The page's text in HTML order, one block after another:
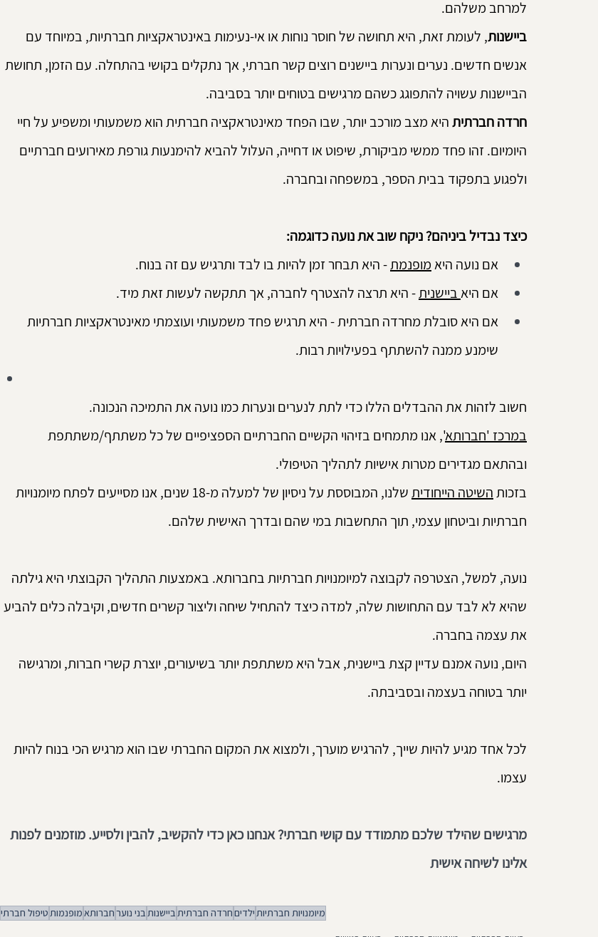
למרחב משלהם.
ביישנות, לעומת זאת, היא תחושה של חוסר נוחות או אי-נעימות באינטראקציות חברתיות, במיוחד עם
אנשים חדשים. נערים ונערות ביישנים רוצים קשר חברתי, אך נתקלים בקושי בהתחלה. עם הזמן, תחושת
הביישנות עשויה להתפוגג כשהם מרגישים בטוחים יותר בסביבה.
חרדה חברתית היא מצב מורכב יותר, שבו הפחד מאינטראקציה חברתית הוא משמעותי ומשפיע על חיי
היומיום. זהו פחד ממשי מביקורת, שיפוט או דחייה, העלול להביא להימנעות גורפת מאירועים חברתיים
ולפגוע בתפקוד בבית הספר, במשפחה ובחברה.
כיצד נבדיל ביניהם? ניקח שוב את נועה כדוגמה:
אם נועה היא מופנמת - היא תבחר זמן להיות בו לבד ותרגיש עם זה בנוח.
אם היא ביישנית - היא תרצה להצטרף לחברה, אך תתקשה לעשות זאת מיד.
אם היא סובלת מחרדה חברתית - היא תרגיש פחד משמעותי ועוצמתי מאינטראקציות חברתיות
שימנע ממנה להשתתף בפעילויות רבות.
חשוב לזהות את ההבדלים הללו כדי לתת לנערים ונערות כמו נועה את התמיכה הנכונה.
במרכז 'חברותא', אנו מתמחים בזיהוי הקשיים החברתיים הספציפיים של כל משתתף/משתתפת
ובהתאם מגדירים מטרות אישיות לתהליך הטיפולי.
בזכות השיטה הייחודית
שלנו, המבוססת על ניסיון של למעלה מ-18 שנים, אנו מסייעים לפתח מיומנויות
חברתיות וביטחון עצמי, תוך התחשבות במי שהם ובדרך האישית שלהם.
נועה, למשל, הצטרפה לקבוצה למיומנויות חברתיות בחברותא. באמצעות התהליך הקבוצתי היא גילתה
שהיא לא לבד עם התחושות שלה, למדה כיצד להתחיל שיחה וליצור קשרים חדשים, וקיבלה כלים להביע
את עצמה בחברה.
היום, נועה אמנם עדיין קצת ביישנית, אבל היא משתתפת יותר בשיעורים, יוצרת קשרי חברות, ומרגישה
יותר בטוחה בעצמה ובסביבתה.
לכל אחד מגיע להיות שייך, להרגיש מוערך, ולמצוא את המקום החברתי שבו הוא מרגיש הכי בנוח להיות
עצמו.
מרגישים שהילד שלכם מתמודד עם קושי חברתי? אנחנו כאן כדי להקשיב, להבין ולסייע. מוזמנים לפנות
אלינו לשיחה אישית
מיומנויות חברתיותילדיםחרדה חברתיתביישנותבני נוערחברותאמופנמותטיפול חברתי